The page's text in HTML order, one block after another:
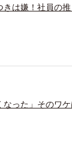
は嫌！社員の
った」そのワケ